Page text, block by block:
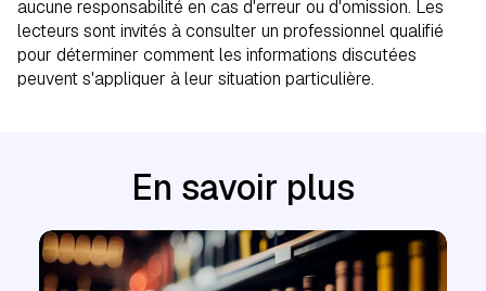
aucune responsabilité en cas d'erreur ou d'omission. Les
lecteurs sont invités à consulter un professionnel qualifié
pour déterminer comment les informations discutées
peuvent s'appliquer à leur situation particulière.
En savoir plus